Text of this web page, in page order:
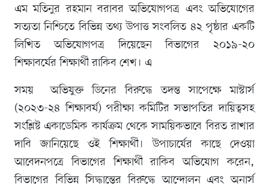
এম মতিনুর রহমান বরাবর অভিযোগপত্র এবং অভিযোগের
সত্যতা নিশ্চিতে বিভিন্ন তথ্য উপাত্ত সংবলিত ৪২ পৃষ্ঠার একটি
লিখিত অভিযোগপত্র দিয়েছেন বিভাগের ২০১৯-২০
শিক্ষাবর্ষের শিক্ষার্থী রাকিব শেখ। এ
সময় অভিযুক্ত ডিনের বিরুদ্ধে তদন্ত সাপেক্ষে মাস্টার্স
(২০২৩-২৪ শিক্ষাবর্ষ) পরীক্ষা কমিটির সভাপতির দায়িত্বসহ
সংশ্লিষ্ট একাডেমিক কার্যক্রম থেকে সাময়িকভাবে বিরত রাখার
দাবি জানিয়েছে ওই শিক্ষার্থী। উপাচার্যের কাছে দেওয়া
আবেদনপত্রে বিভাগের শিক্ষার্থী রাকিব অভিযোগ করেন,
বিভাগের বিভিন্ন সিদ্ধান্তের বিরুদ্ধে আন্দোলন এবং অনার্স